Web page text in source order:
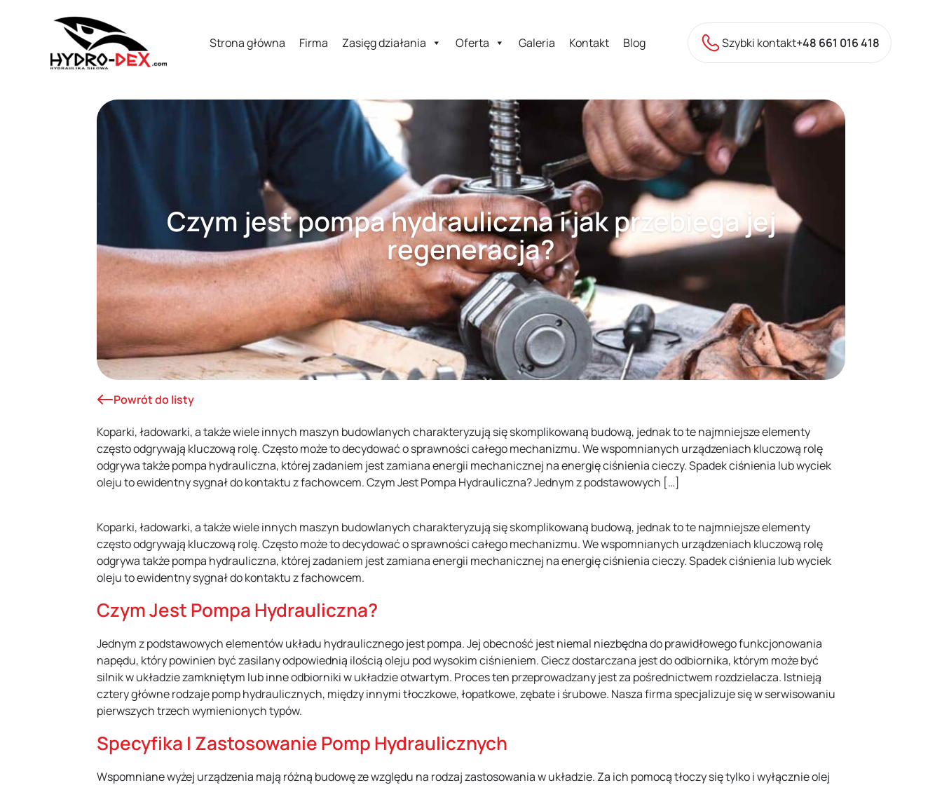
Strona główna Firma Zasięg działania Oferta Galeria Kontakt Blog Szybki kontakt+48 661 016 418
Czym jest pompa hydrauliczna i jak przebiega jej
regeneracja?
Powrót do listy
Koparki, ładowarki, a także wiele innych maszyn budowlanych charakteryzują się skomplikowaną budową, jednak to te najmniejsze elementy
często odgrywają kluczową rolę. Często może to decydować o sprawności całego mechanizmu. We wspomnianych urządzeniach kluczową rolę
odgrywa także pompa hydrauliczna, której zadaniem jest zamiana energii mechanicznej na energię ciśnienia cieczy. Spadek ciśnienia lub wyciek
oleju to ewidentny sygnał do kontaktu z fachowcem. Czym Jest Pompa Hydrauliczna? Jednym z podstawowych […]
Koparki, ładowarki, a także wiele innych maszyn budowlanych charakteryzują się skomplikowaną budową, jednak to te najmniejsze elementy
często odgrywają kluczową rolę. Często może to decydować o sprawności całego mechanizmu. We wspomnianych urządzeniach kluczową rolę
odgrywa także pompa hydrauliczna, której zadaniem jest zamiana energii mechanicznej na energię ciśnienia cieczy. Spadek ciśnienia lub wyciek
oleju to ewidentny sygnał do kontaktu z fachowcem.
Czym Jest Pompa Hydrauliczna?
Jednym z podstawowych elementów układu hydraulicznego jest pompa. Jej obecność jest niemal niezbędna do prawidłowego funkcjonowania
napędu, który powinien być zasilany odpowiednią ilością oleju pod wysokim ciśnieniem. Ciecz dostarczana jest do odbiornika, którym może być
silnik w układzie zamkniętym lub inne odbiorniki w układzie otwartym. Proces ten przeprowadzany jest za pośrednictwem rozdzielacza. Istnieją
cztery główne rodzaje pomp hydraulicznych, między innymi tłoczkowe, łopatkowe, zębate i śrubowe. Nasza firma specjalizuje się w serwisowaniu
pierwszych trzech wymienionych typów.
Specyfika I Zastosowanie Pomp Hydraulicznych
Wspomniane wyżej urządzenia mają różną budowę ze względu na rodzaj zastosowania w układzie. Za ich pomocą tłoczy się tylko i wyłącznie olej